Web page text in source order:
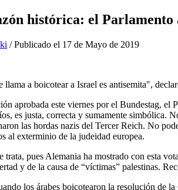
histórica: el Parlamento
/ Publicado el 17 de Mayo de 2019
a boicotear a Israel es antisemita",
aprobada este viernes por el Bundestag, el
es justa, correcta y sumamente simbólica.
las hordas nazis del Tercer Reich. No
al exterminio de la judeidad europea.
trata, pues Alemania ha mostrado con esta
y de la causa de “víctimas” palestinas.
los árabes boicotearon la resolución de